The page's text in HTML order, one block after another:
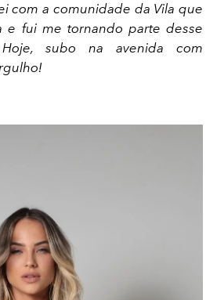
com a comunidade da Vila que
e fui me tornando parte desse
Hoje, subo na avenida com